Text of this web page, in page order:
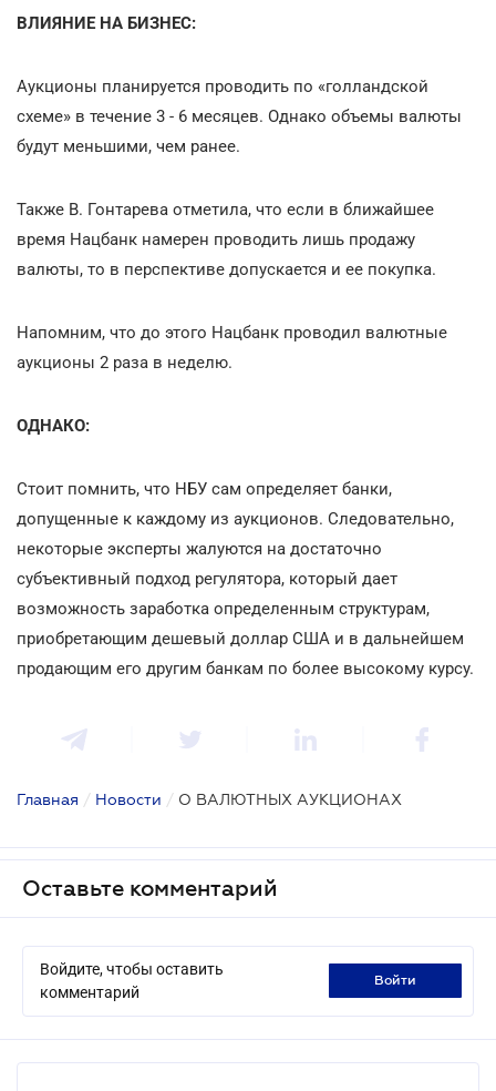
ВЛИЯНИЕ НА БИЗНЕС:
Аукционы планируется проводить по «голландской
схеме» в течение 3 - 6 месяцев. Однако объемы валюты
будут меньшими, чем ранее.
Также В. Гонтарева отметила, что если в ближайшее
время Нацбанк намерен проводить лишь продажу
валюты, то в перспективе допускается и ее покупка.
Напомним, что до этого Нацбанк проводил валютные
аукционы 2 раза в неделю.
ОДНАКО:
Стоит помнить, что НБУ сам определяет банки,
допущенные к каждому из аукционов. Следовательно,
некоторые эксперты жалуются на достаточно
субъективный подход регулятора, который дает
возможность заработка определенным структурам,
приобретающим дешевый доллар США и в дальнейшем
продающим его другим банкам по более высокому курсу.
Главная / Новости / О ВАЛЮТНЫХ АУКЦИОНАХ
Оставьте комментарий
Войдите, чтобы оставить
комментарий
войти